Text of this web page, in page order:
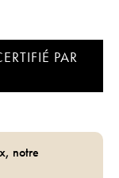
PAR
notre